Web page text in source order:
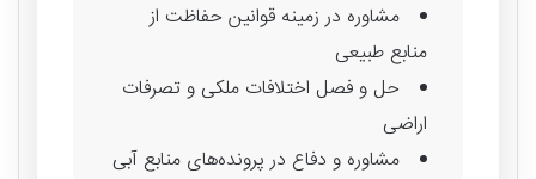
مشاوره در زمینه قوانین حفاظت از
منابع طبیعی
حل و فصل اختلافات ملکی و تصرفات
اراضی
مشاوره و دفاع در پرونده‌های منابع آبی